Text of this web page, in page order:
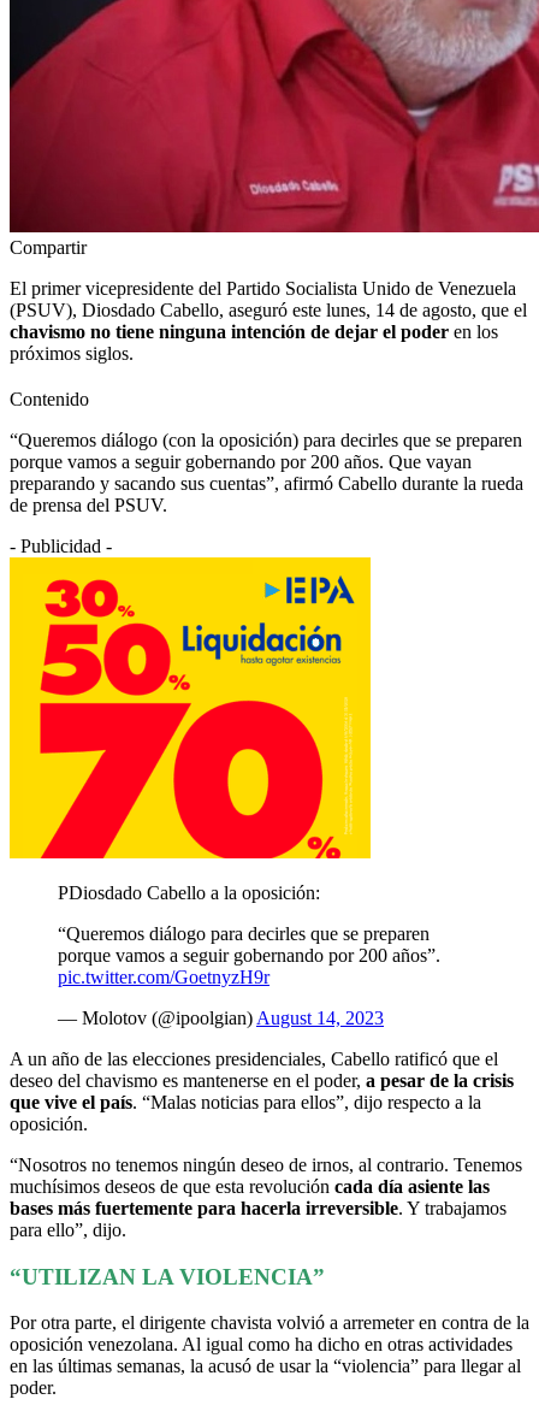
Compartir
El primer vicepresidente del Partido Socialista Unido de Venezuela
(PSUV), Diosdado Cabello, aseguró este lunes, 14 de agosto, que el
chavismo no tiene ninguna intención de dejar el poder en los
próximos siglos.
Contenido
“Queremos diálogo (con la oposición) para decirles que se preparen
porque vamos a seguir gobernando por 200 años. Que vayan
preparando y sacando sus cuentas”, afirmó Cabello durante la rueda
de prensa del PSUV.
- Publicidad -
PDiosdado Cabello a la oposición:
“Queremos diálogo para decirles que se preparen
porque vamos a seguir gobernando por 200 años”.
pic.twitter.com/GoetnyzH9r
— Molotov (@ipoolgian) August 14, 2023
A un año de las elecciones presidenciales, Cabello ratificó que el
deseo del chavismo es mantenerse en el poder, a pesar de la crisis
que vive el país. “Malas noticias para ellos”, dijo respecto a la
oposición.
“Nosotros no tenemos ningún deseo de irnos, al contrario. Tenemos
muchísimos deseos de que esta revolución cada día asiente las
bases más fuertemente para hacerla irreversible. Y trabajamos
para ello”, dijo.
“UTILIZAN LA VIOLENCIA”
Por otra parte, el dirigente chavista volvió a arremeter en contra de la
oposición venezolana. Al igual como ha dicho en otras actividades
en las últimas semanas, la acusó de usar la “violencia” para llegar al
poder.